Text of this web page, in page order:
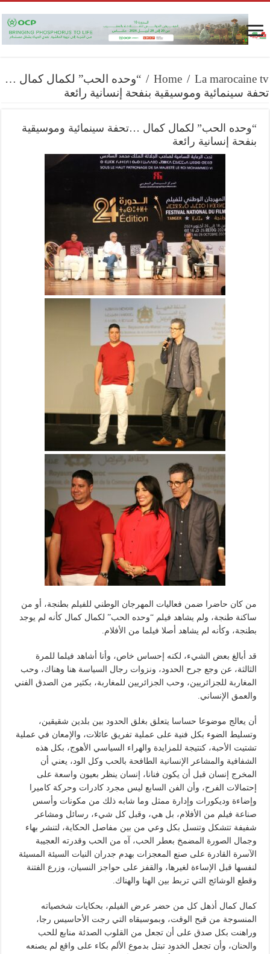
Home / La marocaine tv
/ “وحده الحب” لكمال كمال …
تحفة سينمائية وموسيقية بنفحة إنسانية رائعة
“وحده الحب” لكمال كمال …تحفة سينمائية وموسيقية
بنفحة إنسانية رائعة
من كان حاضرا ضمن فعاليات المهرجان الوطني للفيلم بطنجة، أو من
ساكنة طنجة، ولم يشاهد فيلم “وحده الحب” لكمال كمال كأنه لم يوجد
بطنجة، وكأنه لم يشاهد أصلا فيلما من الأفلام.
قد أبالغ بعض الشيء، لكنه إحساس خاص، وأنا أشاهد فيلما للمرة
الثالثة، عن وجع جرح الحدود، ونزوات رجال السياسة هنا وهناك، وحب
المغاربة للجزائريين، وحب الجزائريين للمغاربة، بكثير من الصدق الفني
والعمق الإنساني.
أن يعالج موضوعا حساسا يتعلق بغلق الحدود بين بلدين شقيقين،
وتسليط الضوء بكل فنية على عملية تفريق عائلات، والإمعان في عملية
تشتيت الأحبة، كنتيجة للمزايدة والهراء السياسي الأهوج، بكل هذه
الشفافية والمشاعر الإنسانية الطافحة بالحب وكل الود، يعني أن
المخرج إنسان قبل أن يكون فنانا، إنسان ينظر بعيون واسعة على
إحتمالات الفرح، وأن الفن السابع ليس مجرد كادرات وحركة كاميرا
وإضاءة وديكورات وإدارة ممثل وما شابه ذلك من مكونات وأسس
صناعة فيلم من الأفلام، بل هي، وقبل كل شيء، رسائل ومشاعر
شفيفة تتشكل وتنسل بكل وعي من بين مفاصل الحكاية، لتنشر بهاء
وجمال الصورة المضمخ بعطر الحب، آه من الحب وقدرته العجيبة
الآسرة القادرة على صنع المعجزات بهدم جدران النيات السيئة المسيئة
لنفسها قبل الإساءة لغيرها، والقفز على حواجز النسيان، وزرع الفتنة
وقطع الوشائج التي تربط بين الهنا والهناك.
كمال كمال أذهل كل من حضر عرض الفيلم، بحكايات شخصياته
المنسوجة من قبح الوقت، وبموسيقاه التي رجت الأحاسيس رجا،
وراهنت بكل صدق على أن تجعل من القلوب الصدئة منابع للحب
والحنان، وأن تجعل الخدود تبتل بدموع الألم بكاء على واقع لم يصنعه